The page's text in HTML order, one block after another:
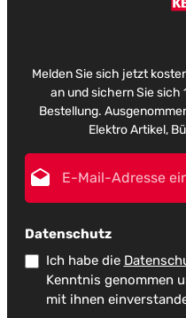
Melden Sie sich jetzt
an und sichern Sie sich
Bestellung.
Elektro Artikel,
Datenschutz
Ich habe die
Kenntnis genommen
mit ihnen